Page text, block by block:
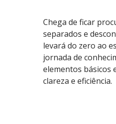
Chega de ficar
separados e
levará do zero ao
jornada de
elementos básicos
clareza e eficiência.